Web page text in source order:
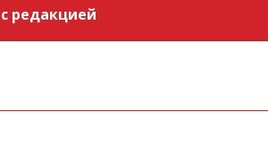
редакцией